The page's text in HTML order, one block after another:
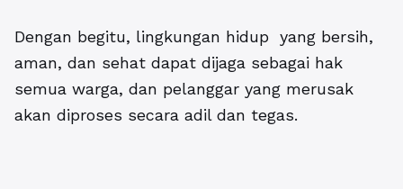
Dengan begitu, lingkungan hidup yang bersih,
aman, dan sehat dapat dijaga sebagai hak
semua warga, dan pelanggar yang merusak
akan diproses secara adil dan tegas.